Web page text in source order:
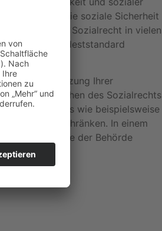
sollen sich die soziale Sicherheit
soll das Sozialrecht in vielen
über dem Mindeststandard
der Durchsetzung Ihrer
in allen Bereichen des Sozialrechts
Sozialrechts wie beispielsweise
etc. beschränken. In einem
Rechte, die Sie der Behörde